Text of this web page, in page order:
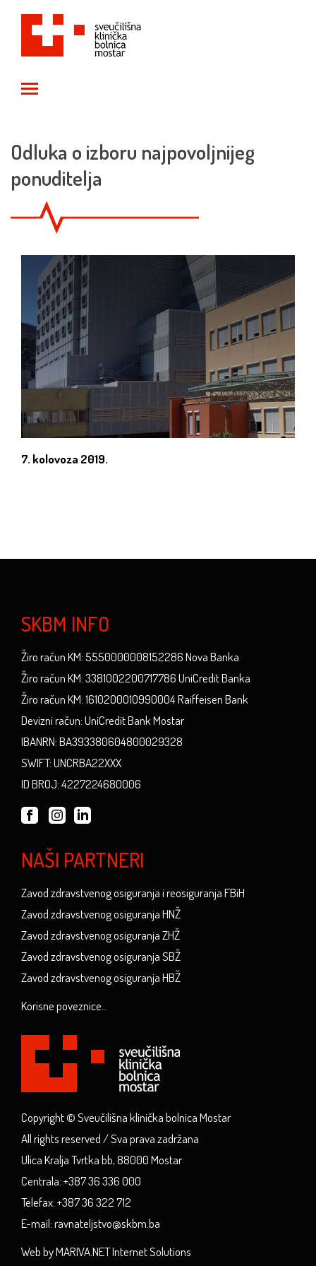
Odluka o izboru najpovoljnijeg
ponuditelja
7. kolovoza 2019.
SKBM INFO
Žiro račun KM: 5550000008152286 Nova Banka
Žiro račun KM: 3381002200717786 UniCredit Banka
Žiro račun KM: 1610200010990004 Raiffeisen Bank
Devizni račun: UniCredit Bank Mostar
IBANRN: BA393380604800029328
SWIFT: UNCRBA22XXX
ID BROJ: 4227224680006
NAŠI PARTNERI
Zavod zdravstvenog osiguranja i reosiguranja FBiH
Zavod zdravstvenog osiguranja HNŽ
Zavod zdravstvenog osiguranja ZHŽ
Zavod zdravstvenog osiguranja SBŽ
Zavod zdravstvenog osiguranja HBŽ
Korisne poveznice...
Copyright © Sveučilišna klinička bolnica Mostar
All rights reserved / Sva prava zadržana
Ulica Kralja Tvrtka bb, 88000 Mostar
Centrala: +387 36 336 000
Telefax: +387 36 322 712
E-mail: ravnateljstvo@skbm.ba
Web by MARIVA.NET Internet Solutions